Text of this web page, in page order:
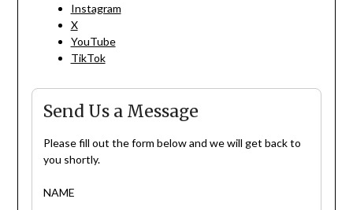
Instagram
X
YouTube
TikTok
Send Us a Message
Please fill out the form below and we will get back to
you shortly.
NAME